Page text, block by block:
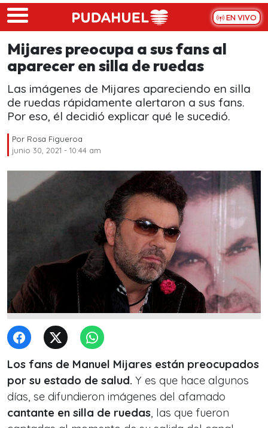
Skip to main content
EN VIVO
Mijares preocupa a sus fans al
aparecer en silla de ruedas
Las imágenes de Mijares apareciendo en silla
de ruedas rápidamente alertaron a sus fans.
Por eso, él decidió explicar qué le sucedió.
Por Rosa Figueroa
junio 30, 2021 - 10:44 am
Los fans de Manuel Mijares están preocupados
por su estado de salud. Y es que hace algunos
días, se difundieron imágenes del afamado
cantante en silla de ruedas, las que fueron